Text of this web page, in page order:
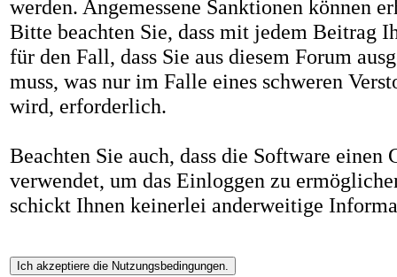
werden. Angemessene Sanktionen können
Bitte beachten Sie, dass mit jedem Beitrag
für den Fall, dass Sie aus diesem Forum
muss, was nur im Falle eines schweren
wird, erforderlich.
Beachten Sie auch, dass die Software
verwendet, um das Einloggen zu
schickt Ihnen keinerlei anderweitige